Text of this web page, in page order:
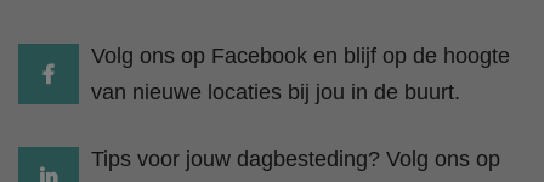
Volg ons op Facebook en blijf op de hoogte
van nieuwe locaties bij jou in de buurt.
Tips voor jouw dagbesteding? Volg ons op